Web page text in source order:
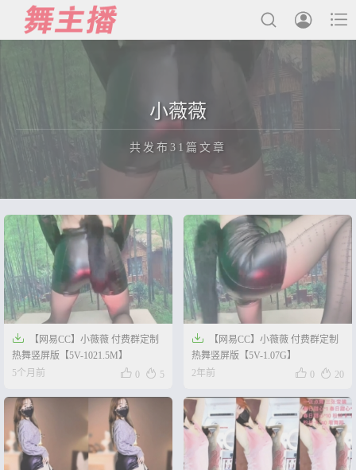



充值&解压说明
用户中心
会员登陆
小薇薇
共发布31篇文章
正在为您加载新内容

【网易CC】小薇薇 付费群定制
热舞竖屏版【5V-1021.5M】
5个月前
 0  5

【网易CC】小薇薇 付费群定制
热舞竖屏版【5V-1.07G】
2年前
 0  20